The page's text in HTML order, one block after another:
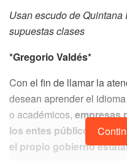
Usan escudo de
supuestas clases
*Gregorio Valdés*
Con el fin de llamar la
desean aprender el
o académicos, empresas
los entes públicos,
el propio gobierno